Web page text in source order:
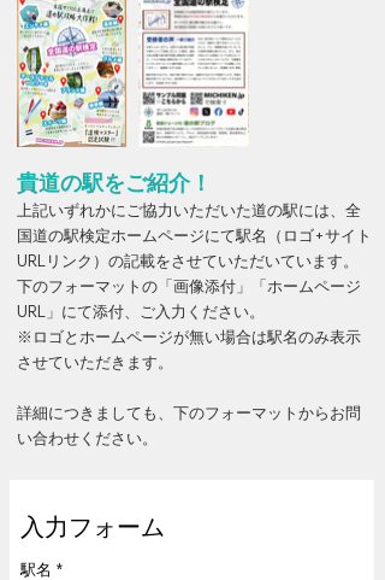
貴道の駅をご紹介！
上記いずれかにご協力いただいた道の駅には、全
国道の駅検定ホームページにて駅名（ロゴ+サイト
URLリンク）の記載をさせていただいています。
下のフォーマットの「画像添付」「ホームページ
URL」にて添付、ご入力ください。
※ロゴとホームページが無い場合は駅名のみ表示
させていただきます。
詳細につきましても、下のフォーマットからお問
い合わせください。​
入力フォーム
駅名 *